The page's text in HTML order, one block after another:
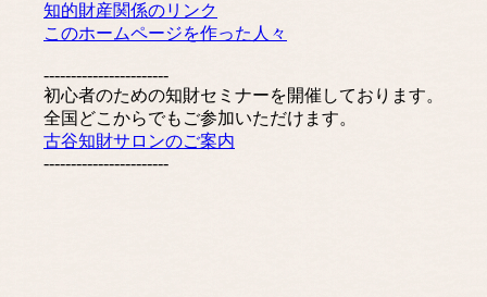
知的財産関係のリンク
このホームページを作った人々
-----------------------
初心者のための知財セミナーを開催しております。
全国どこからでもご参加いただけます。
古谷知財サロンのご案内
-----------------------